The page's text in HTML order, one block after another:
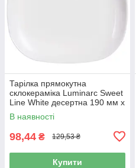
Тарілка прямокутна
склокераміка Luminarc Sweet
Line White десертна 190 мм х
210 мм (J0561)
В наявності
98,44 ₴ 129,53 ₴
Купити